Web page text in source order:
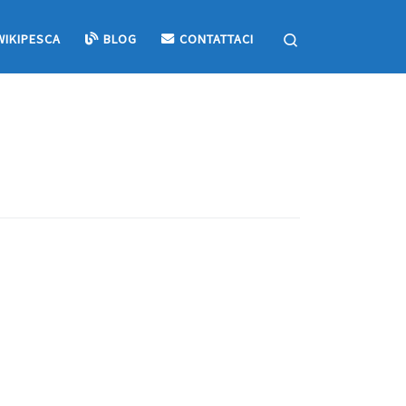
BLOG CONTATTACI